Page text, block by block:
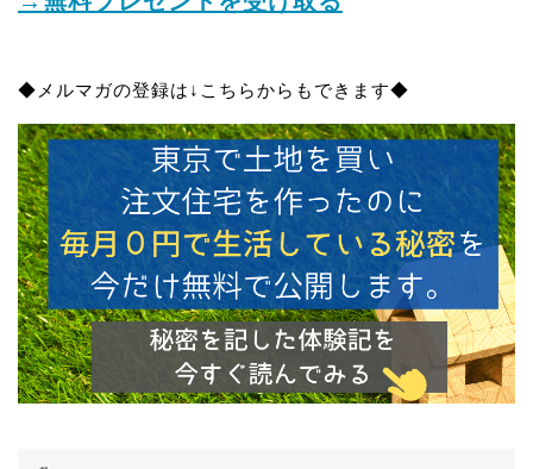
◆メルマガの登録は↓こちらからもできます◆